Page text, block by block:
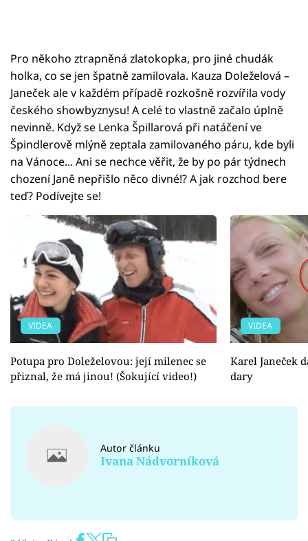
Pro někoho ztrapněná zlatokopka, pro jiné chudák
holka, co se jen špatně zamilovala. Kauza Doleželová –
Janeček ale v každém případě rozkošně rozvířila vody
českého showbyznysu! A celé to vlastně začalo úplně
nevinně. Když se Lenka Špillarová při natáčení ve
Špindlerově mlýně zeptala zamilovaného páru, kde byli
na Vánoce... Ani se nechce věřit, že by po pár týdnech
chození Janě nepřišlo něco divné!? A jak rozchod bere
teď? Podívejte se!
VIDEA
Potupa pro Doleželovou: její milenec se
přiznal, že má jinou! (Šokující video!)
VIDEA
Karel Janeček
dary
Autor článku
Ivana Nádvorníková